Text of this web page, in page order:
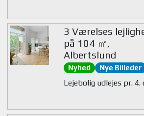
3 Værelses
på 104 ㎡,
Albertslund
Nyhed Nye Billeder
Lejebolig udlejes pr.